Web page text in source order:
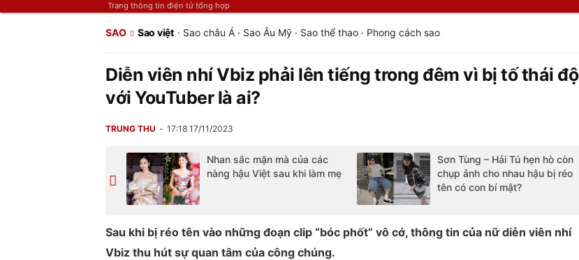
Trang thông tin điện tử tổng hợp
SAO Sao việt · Sao châu Á· Sao Âu Mỹ· Sao thể thao· Phong cách sao
Diễn viên nhí Vbiz phải lên tiếng trong đêm vì bị tố thái độ
với YouTuber là ai?
TRUNG THU 17:18 17/11/2023
Nhan sắc mặn mà của các
nàng hậu Việt sau khi làm mẹ
Sơn Tùng – Hải Tú hẹn hò còn
chụp ảnh cho nhau hậu bị réo
tên có con bí mật?
Sau khi bị réo tên vào những đoạn clip “bóc phốt” vô cớ, thông tin của nữ diễn viên nhí
Vbiz thu hút sự quan tâm của công chúng.